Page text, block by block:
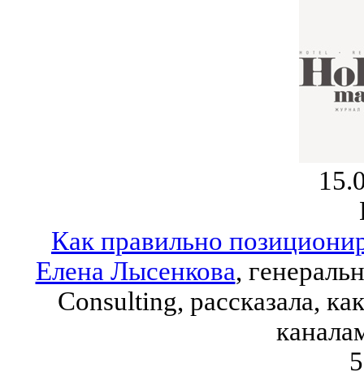
Как правильно
Елена Лысенкова,
Consulting, рассказала,